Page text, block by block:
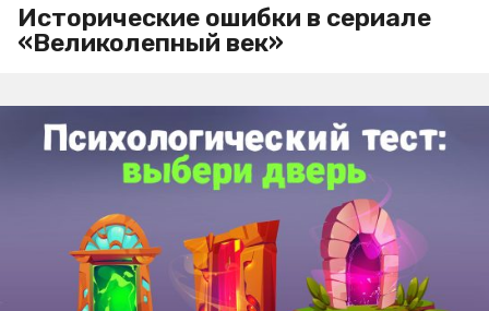
Исторические ошибки в сериале
«Великолепный век»